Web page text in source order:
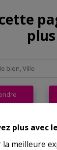
plus avec
meilleure
plus